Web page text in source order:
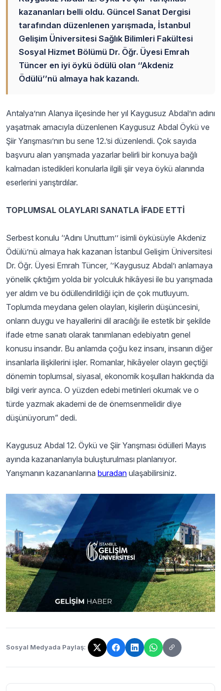
kazananları belli oldu. Güncel Sanat Dergisi
tarafından düzenlenen yarışmada, İstanbul
Gelişim Üniversitesi Sağlık Bilimleri Fakültesi
Sosyal Hizmet Bölümü Dr. Öğr. Üyesi Emrah
Tüncer en iyi öykü ödülü olan ‘’Akdeniz
Ödülü’’nü almaya hak kazandı.
Antalya’nın Alanya ilçesinde her yıl Kaygusuz Abdal’ın adını
yaşatmak amacıyla düzenlenen Kaygusuz Abdal Öykü ve
Şiir Yarışması’nın bu sene 12.’si düzenlendi. Çok sayıda
başvuru alan yarışmada yazarlar belirli bir konuya bağlı
kalmadan istedikleri konularla ilgili şiir veya öykü alanında
eserlerini yarıştırdılar.
TOPLUMSAL OLAYLARI SANATLA İFADE ETTİ
Serbest konulu ‘’Adını Unuttum’’ isimli öyküsüyle Akdeniz
Ödülü’nü almaya hak kazanan İstanbul Gelişim Üniversitesi
Dr. Öğr. Üyesi Emrah Tüncer, ‘’Kaygusuz Abdal’ı anlamaya
yönelik çıktığım yolda bir yolculuk hikâyesi ile bu yarışmada
yer aldım ve bu ödüllendirildiği için de çok mutluyum.
Toplumda meydana gelen olayları, kişilerin düşüncesini,
onların duygu ve hayallerini dil aracılığı ile estetik bir şekilde
ifade etme sanatı olarak tanımlanan edebiyatın genel
konusu insandır. Bu anlamda çoğu kez insanı, insanın diğer
insanlarla ilişkilerini işler. Romanlar, hikâyeler olayın geçtiği
dönemin toplumsal, siyasal, ekonomik koşulları hakkında da
bilgi verir ayrıca. O yüzden edebi metinleri okumak ve o
türde yazmak akademi de de önemsenmelidir diye
düşünüyorum” dedi.
Kaygusuz Abdal 12. Öykü ve Şiir Yarışması ödülleri Mayıs
ayında kazananlarıyla buluşturulması planlanıyor.
Yarışmanın kazananlarına buradan ulaşabilirsiniz.
Sosyal Medyada Paylaş:
Bağlantı kopyalandı!